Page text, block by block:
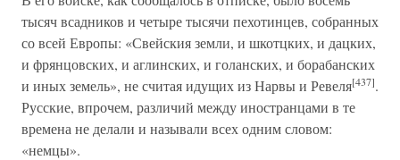
тысяч всадников и четыре тысячи пехотинцев, собранных
со всей Европы: «Свейския земли, и шкотцких, и дацких,
и фрянцовских, и аглинских, и голанских, и борабанских
и иных земель», не считая идущих из Нарвы и Ревеля[437].
Русские, впрочем, различий между иностранцами в те
времена не делали и называли всех одним словом:
«немцы».